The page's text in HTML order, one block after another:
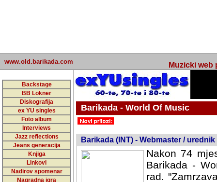
www.old.barikada.com Muzicki web
Backstage
BB Lokner
Diskografija
ex YU singles
Foto album
Interviews
Jazz reflections
Jeans generacija
Knjiga
Linkovi
Nadirov spomenar
Nagradna igra
Barikada - World Of Music
Barikada (INT) - Webmaster / urednik
Nakon 74
Barikada -
rad.